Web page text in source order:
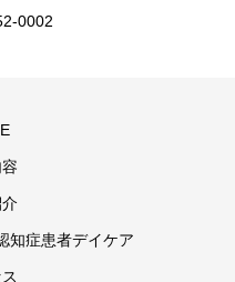
0002
知症患者デイケア